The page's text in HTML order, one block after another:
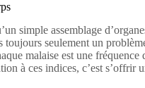
simple assemblage
toujours seulement un
malaise est une
à ces indices, c’est